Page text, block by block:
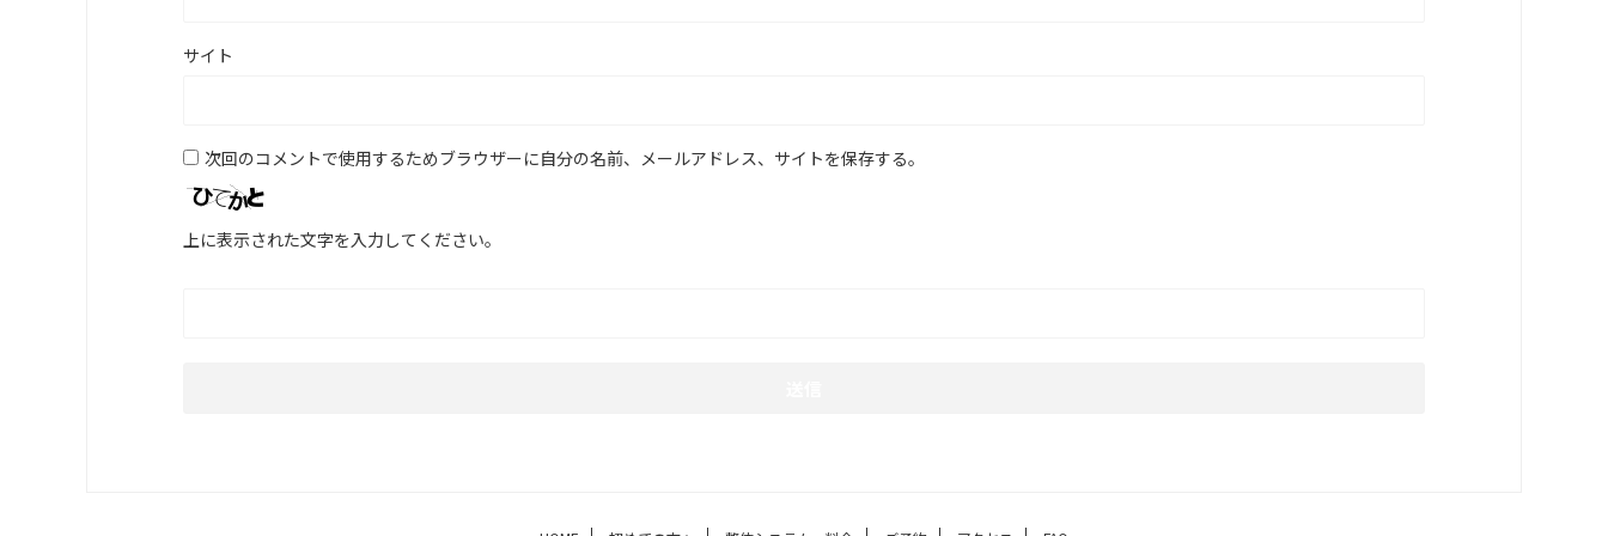
サイト
次回のコメントで使用するためブラウザーに自分の名前、メールアドレス、サイトを保存する。
上に表示された文字を入力してください。